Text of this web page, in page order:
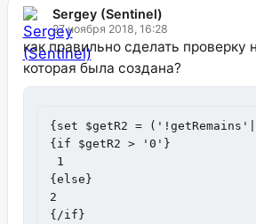
Sergey (Sentinel)
27 ноября 2018, 16:28
как правильно сделать проверку
которая была создана?
{set $getR2 =
{if $getR2 > '0'}
1
{else}
2
{/if}